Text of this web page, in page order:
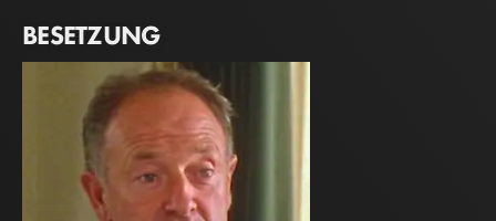
BESETZUNG